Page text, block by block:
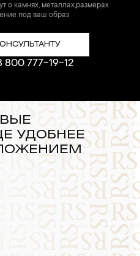
о камнях, металлах,размерах
под ваш образ
800 777-19-12
УДОБНЕЕ